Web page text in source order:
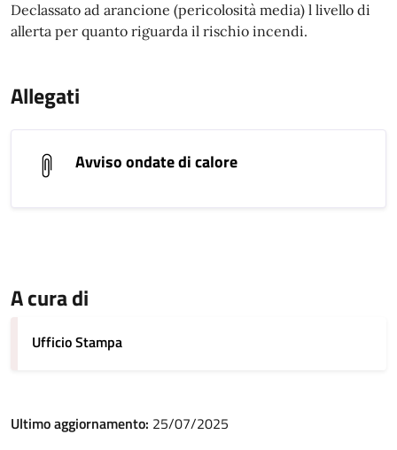
Declassato ad arancione (pericolosità media) l livello di
allerta per quanto riguarda il rischio incendi.
Allegati
Avviso ondate di calore
A cura di
Ufficio Stampa
Ultimo aggiornamento: 25/07/2025